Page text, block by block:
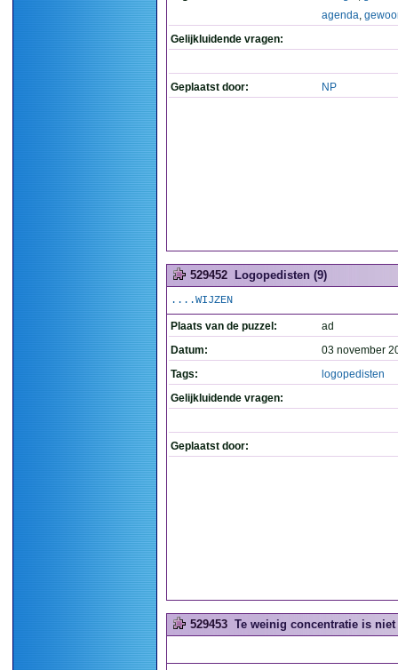
agenda,
Gelijkluidende vragen:
Geplaatst door: NP
529452 Logopedisten (9)
....WIJZEN
Plaats van de puzzel:
ad
Datum:
03 november
Tags:
logopedisten
Gelijkluidende vragen:
Geplaatst door:
529453 Te weinig concentratie is